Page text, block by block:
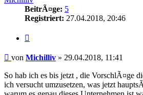
BeitrÃ¤ge: 5
Registriert: 27.04.2018, 20:46
Beitrag
von Michilliv » 29.04.2018, 11:41
So hab ich es bis jetzt , die VorschlÃ¤ge
ich versucht umzusetzen, was jetzt